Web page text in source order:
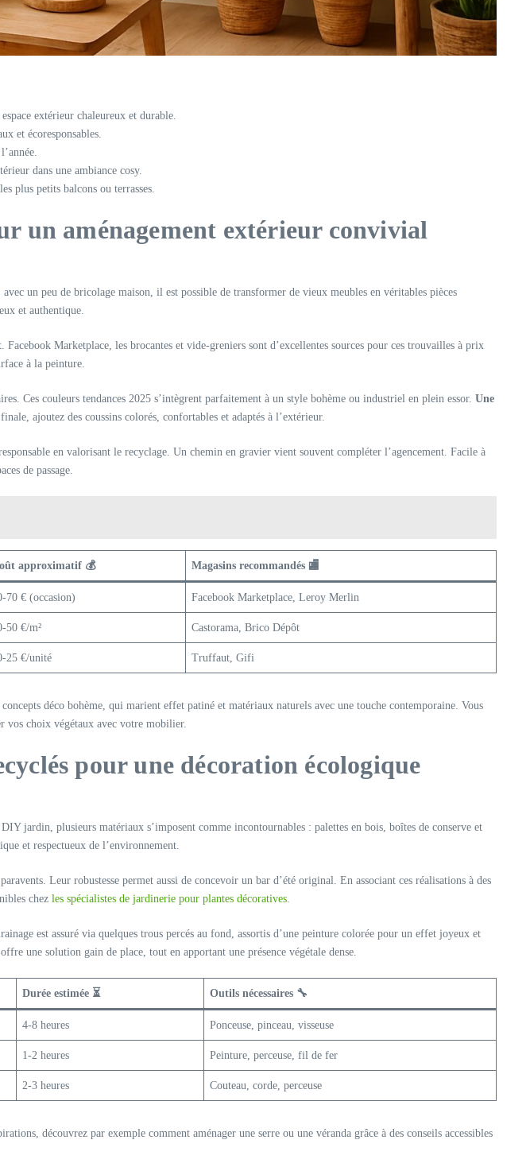
extérieur chaleureux et durable.
et écoresponsables.
dans une ambiance cosy.
plus petits balcons ou terrasses.
un aménagement extérieur convivial
un peu de bricolage maison, il est possible de transformer de vieux meubles en véritables pièces
et authentique.
Marketplace, les brocantes et vide-greniers sont d’excellentes sources pour ces trouvailles à prix
à la peinture.
Ces couleurs tendances 2025 s’intègrent parfaitement à un style bohème ou industriel en plein essor. Une
ajoutez des coussins colorés, confortables et adaptés à l’extérieur.
en valorisant le recyclage. Un chemin en gravier vient souvent compléter l’agencement. Facile à
de passage.
approximatif 💰 Magasins recommandés 🏬
70 € (occasion) Facebook Marketplace, Leroy Merlin
50 €/m² Castorama, Brico Dépôt
25 €/unité Truffaut, Gifi
déco bohème, qui marient effet patiné et matériaux naturels avec une touche contemporaine. Vous
vos choix végétaux avec votre mobilier.
pour une décoration écologique
jardin, plusieurs matériaux s’imposent comme incontournables : palettes en bois, boîtes de conserve et
et respectueux de l’environnement.
Leur robustesse permet aussi de concevoir un bar d’été original. En associant ces réalisations à des
chez les spécialistes de jardinerie pour plantes décoratives.
est assuré via quelques trous percés au fond, assortis d’une peinture colorée pour un effet joyeux et
une solution gain de place, tout en apportant une présence végétale dense.
Durée estimée ⏳ Outils nécessaires 🔧
4-8 heures Ponceuse, pinceau, visseuse
1-2 heures Peinture, perceuse, fil de fer
2-3 heures Couteau, corde, perceuse
découvrez par exemple comment aménager une serre ou une véranda grâce à des conseils accessibles